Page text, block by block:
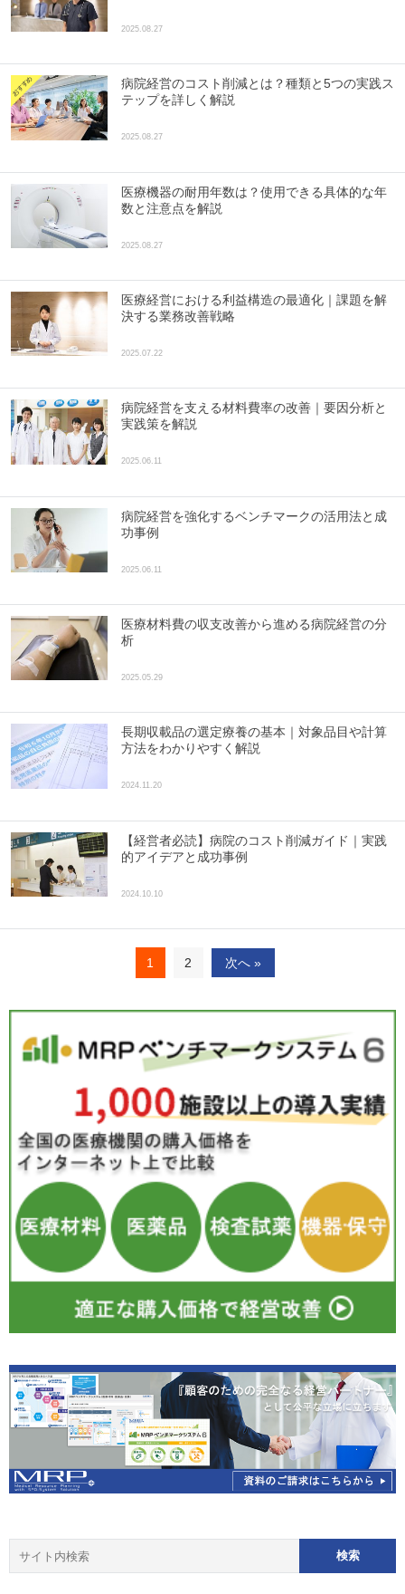
2025.08.27
病院経営のコスト削減とは？種類と5つの実践ス
テップを詳しく解説
2025.08.27
医療機器の耐用年数は？使用できる具体的な年
数と注意点を解説
2025.08.27
医療経営における利益構造の最適化｜課題を解
決する業務改善戦略
2025.07.22
病院経営を支える材料費率の改善｜要因分析と
実践策を解説
2025.06.11
病院経営を強化するベンチマークの活用法と成
功事例
2025.06.11
医療材料費の収支改善から進める病院経営の分
析
2025.05.29
長期収載品の選定療養の基本｜対象品目や計算
方法をわかりやすく解説
2024.11.20
【経営者必読】病院のコスト削減ガイド｜実践
的アイデアと成功事例
2024.10.10
1 2 次へ »